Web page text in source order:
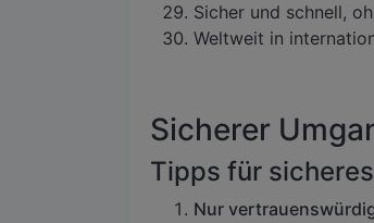
Sicher und schnell,
Weltweit in
Sicherer
Tipps für
Nur